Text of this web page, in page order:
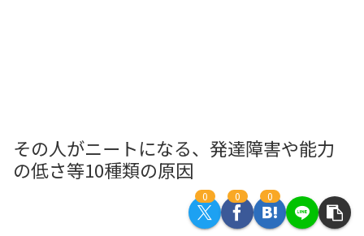
その人がニートになる、発達障害や能力
の低さ等10種類の原因
0 0 0